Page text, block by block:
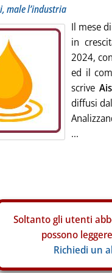
male l’industria
Il mese
in
2024,
ed il
scrive
diffusi
...
Soltanto gli utenti
possono
Richiedi un